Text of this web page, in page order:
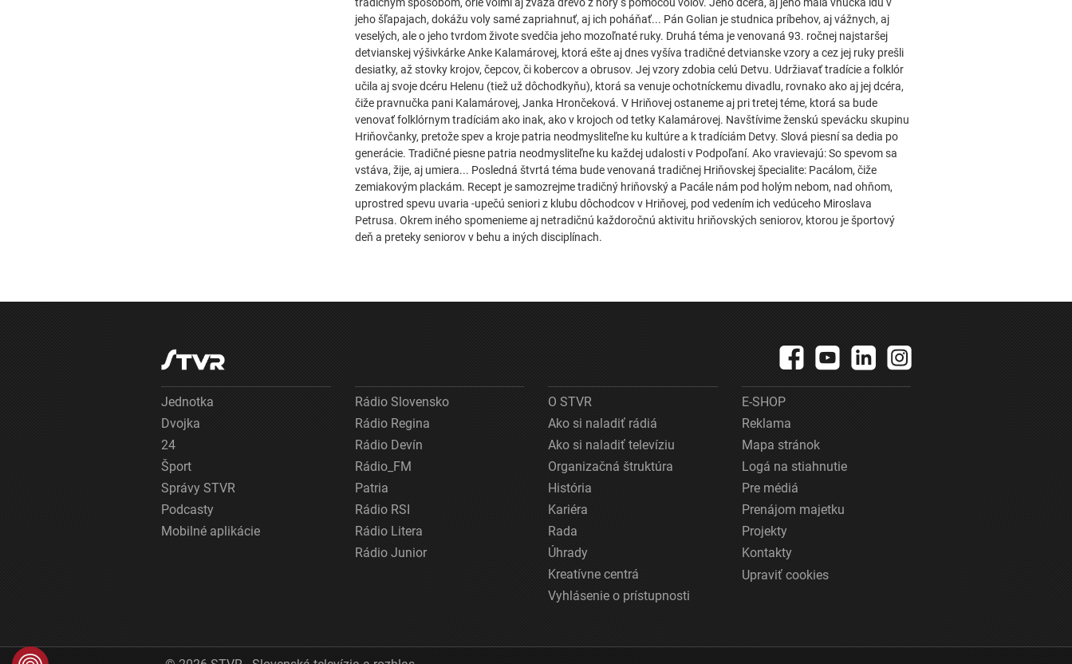
jeho šľapajach, dokážu voly samé zapriahnuť, aj ich poháňať... Pán Golian je studnica príbehov, aj vážnych, aj
veselých, ale o jeho tvrdom živote svedčia jeho mozoľnaté ruky. Druhá téma je venovaná 93. ročnej najstaršej
detvianskej výšivkárke Anke Kalamárovej, ktorá ešte aj dnes vyšíva tradičné detvianske vzory a cez jej ruky prešli
desiatky, až stovky krojov, čepcov, či kobercov a obrusov. Jej vzory zdobia celú Detvu. Udržiavať tradície a folklór
učila aj svoje dcéru Helenu (tiež už dôchodkyňu), ktorá sa venuje ochotníckemu divadlu, rovnako ako aj jej dcéra,
čiže pravnučka pani Kalamárovej, Janka Hrončeková. V Hriňovej ostaneme aj pri tretej téme, ktorá sa bude
venovať folklórnym tradíciám ako inak, ako v krojoch od tetky Kalamárovej. Navštívime ženskú spevácku skupinu
Hriňovčanky, pretože spev a kroje patria neodmysliteľne ku kultúre a k tradíciám Detvy. Slová piesní sa dedia po
generácie. Tradičné piesne patria neodmysliteľne ku každej udalosti v Podpoľaní. Ako vravievajú: So spevom sa
vstáva, žije, aj umiera... Posledná štvrtá téma bude venovaná tradičnej Hriňovskej špecialite: Pacálom, čiže
zemiakovým plackám. Recept je samozrejme tradičný hriňovský a Pacále nám pod holým nebom, nad ohňom,
uprostred spevu uvaria -upečú seniori z klubu dôchodcov v Hriňovej, pod vedením ich vedúceho Miroslava
Petrusa. Okrem iného spomenieme aj netradičnú každoročnú aktivitu hriňovských seniorov, ktorou je športový
deň a preteky seniorov v behu a iných disciplínach.
Jednotka
Dvojka
24
Šport
Správy STVR
Podcasty
Mobilné aplikácie
Rádio Slovensko
Rádio Regina
Rádio Devín
Rádio_FM
Patria
Rádio RSI
Rádio Litera
Rádio Junior
O STVR
Ako si naladiť rádiá
Ako si naladiť televíziu
Organizačná štruktúra
História
Kariéra
Rada
Úhrady
Kreatívne centrá
Vyhlásenie o prístupnosti
E-SHOP
Reklama
Mapa stránok
Logá na stiahnutie
Pre médiá
Prenájom majetku
Projekty
Kontakty
Upraviť cookies